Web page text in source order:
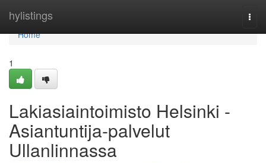
hylistings
Home
Home
1
Lakiasiaintoimisto Helsinki -
Asiantuntija-palvelut
Ullanlinnassa